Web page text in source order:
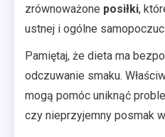
zrównoważone posiłki,
ustnej i ogólne
Pamiętaj, że dieta ma
odczuwanie smaku.
mogą pomóc uniknąć
czy nieprzyjemny posmak